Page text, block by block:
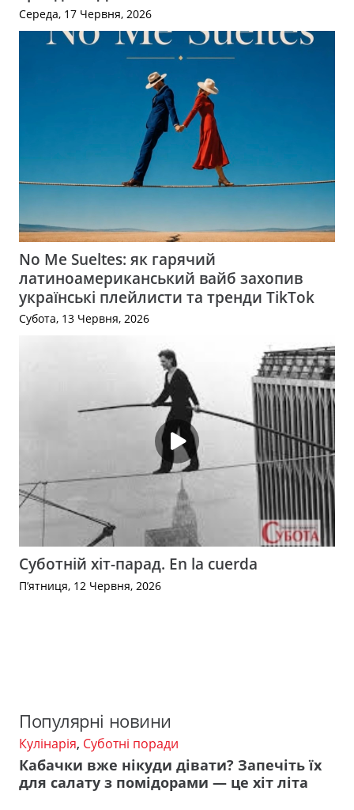
Середа, 17 Червня, 2026
No Me Sueltes: як гарячий
латиноамериканський вайб захопив
українські плейлисти та тренди TikTok
Субота, 13 Червня, 2026
Суботній хіт-парад. En la cuerda
П’ятниця, 12 Червня, 2026
Популярні новини
Кулінарія, Суботні поради
Кабачки вже нікуди дівати? Запечіть їх
для салату з помідорами — це хіт літа